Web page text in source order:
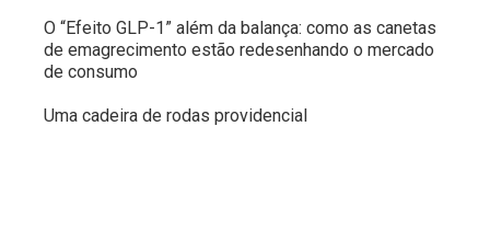
O “Efeito GLP-1” além da balança: como as canetas
de emagrecimento estão redesenhando o mercado
de consumo
Uma cadeira de rodas providencial